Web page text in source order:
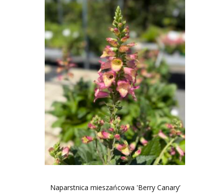
Naparstnica mieszańcowa 'Berry Canary’